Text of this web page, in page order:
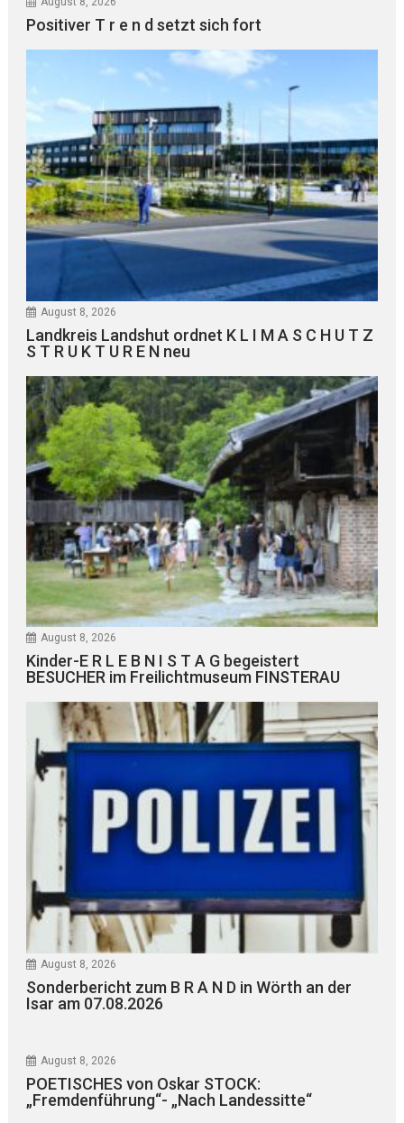
Positiver T r e n d setzt sich fort
August 8, 2026
Landkreis Landshut ordnet K L I M A S C H U T Z
S T R U K T U R E N neu
August 8, 2026
Kinder-E R L E B N I S T A G begeistert
BESUCHER im Freilichtmuseum FINSTERAU
August 8, 2026
Sonderbericht zum B R A N D in Wörth an der
Isar am 07.08.2026
August 8, 2026
POETISCHES von Oskar STOCK:
„Fremdenführung“- „Nach Landessitte“